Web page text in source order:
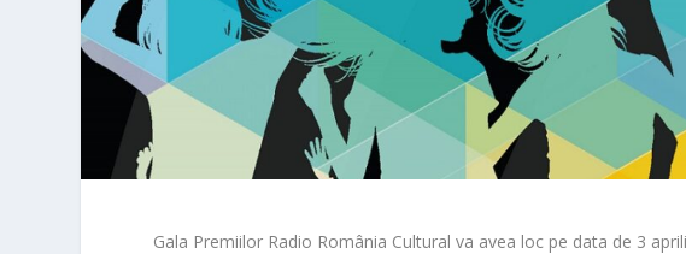
Gala Premiilor Radio România Cultural va avea loc pe data de 3